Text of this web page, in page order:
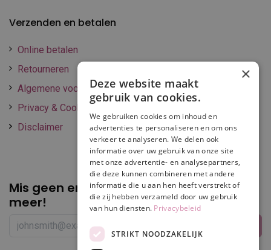
Verzenden en betalen
Online betalen
Retourneren
Algemene voorwaarden
Privacy & Cookie policy
Disclaimer
Mis geen enkelepromotie of korting
meer!
×
Deze website maakt
gebruik van cookies.
We gebruiken cookies om inhoud en
advertenties te personaliseren en om ons
verkeer te analyseren. We delen ook
informatie over uw gebruik van onze site
met onze advertentie- en analysepartners,
die deze kunnen combineren met andere
informatie die u aan hen heeft verstrekt of
die zij hebben verzameld door uw gebruik
van hun diensten. Privacybeleid
STRIKT NOODZAKELIJK